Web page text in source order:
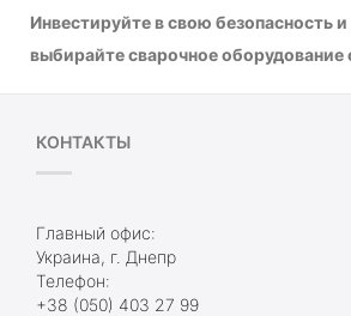
Инвестируйте в свою безопасность
выбирайте сварочное оборудование
КОНТАКТЫ
Главный офис:
Украина, г. Днепр
Телефон:
+38 (050) 403 27 99